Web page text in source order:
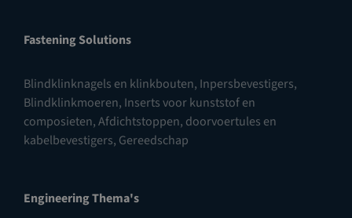
Fastening Solutions
Blindklinknagels en klinkbouten, Inpersbevestigers,
Blindklinkmoeren, Inserts voor kunststof en
composieten,Afdichtstoppen, doorvoertules en
kabelbevestigers, Gereedschap
Engineering Thema's